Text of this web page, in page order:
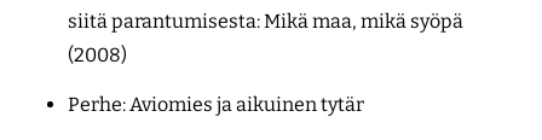
siitä parantumisesta: Mikä maa, mikä syöpä
(2008)
Perhe: Aviomies ja aikuinen tytär